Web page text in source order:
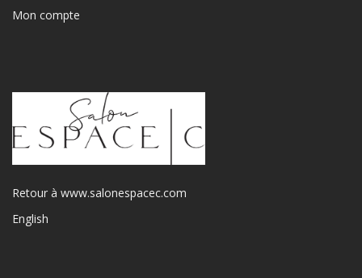
Mon compte
Retour à www.salonespacec.com
English